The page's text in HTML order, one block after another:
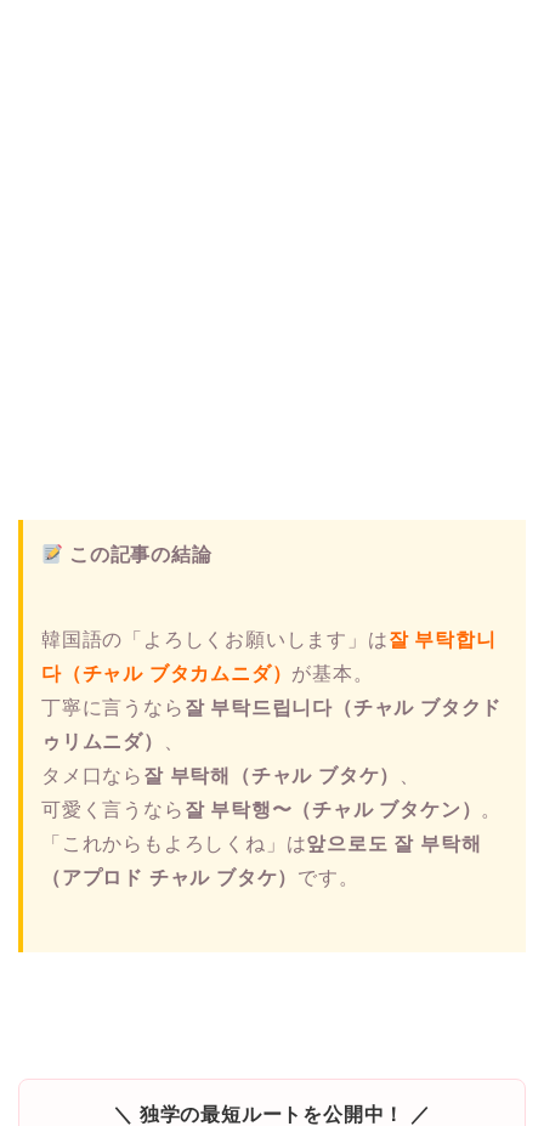
この記事の結論
韓国語の「よろしくお願いします」は잘 부탁합니
다（チャル ブタカムニダ） が基本。
丁寧に言うなら 잘 부탁드립니다（チャル ブタクド
ゥリムニダ）
タメ口なら 잘 부탁해（チャル ブタケ）
可愛く言うなら 잘 부탁행〜（チャル ブタケン） 。
「これからもよろしくね」は앞으로도 잘 부탁해
（アプロド チャル ブタケ） です。
＼ 独学の最短ルートを公開中！ ／